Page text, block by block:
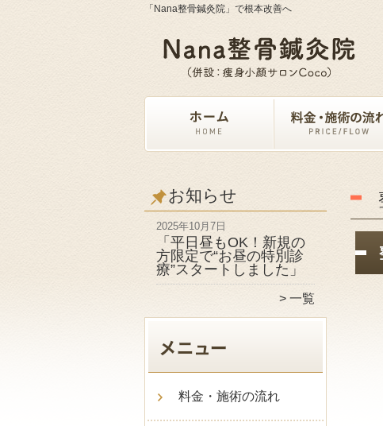
「Nana整骨鍼灸院」で根本改善へ
お知らせ
2025年10月7日
「平日昼もOK！新規の
方限定で“お昼の特別診
療”スタートしました」
一覧
料金・施術の流れ